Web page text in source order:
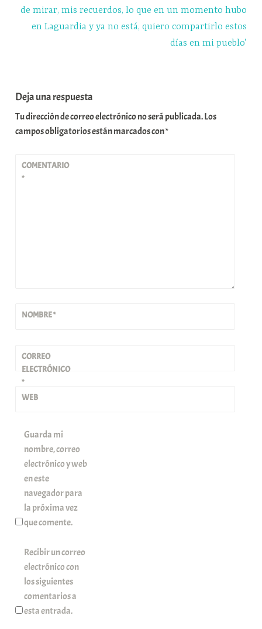
de mirar, mis recuerdos, lo que en un momento hubo
en Laguardia y ya no está, quiero compartirlo estos
días en mi pueblo’
Deja una respuesta
Tu dirección de correo electrónico no será publicada.Los
campos obligatorios están marcados con*
COMENTARIO
*
NOMBRE*
CORREO
ELECTRÓNICO
*
WEB
Guarda mi
nombre, correo
electrónico y web
en este
navegador para
la próxima vez
que comente.
Recibir un correo
electrónico con
los siguientes
comentarios a
esta entrada.